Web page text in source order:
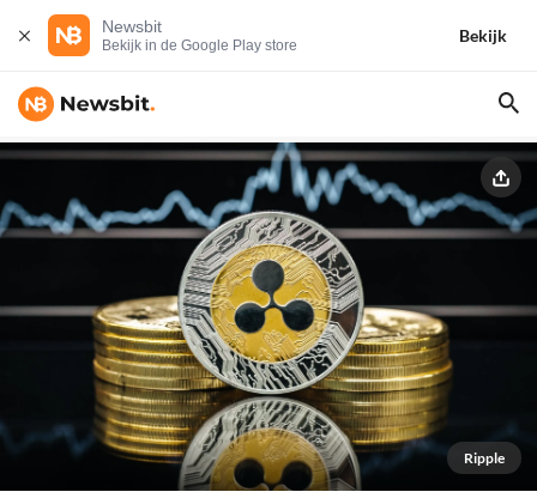
Newsbit
Bekijk in de Google Play store
Bekijk
Ripple